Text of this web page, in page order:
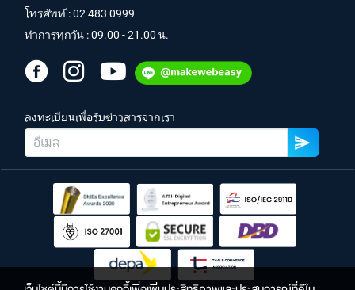
โทรศัพท์ :02 483 0999
ทำการทุกวัน : 09.00 - 21.00 น.
ลงทะเบียนเพื่อรับข่าวสารจากเรา